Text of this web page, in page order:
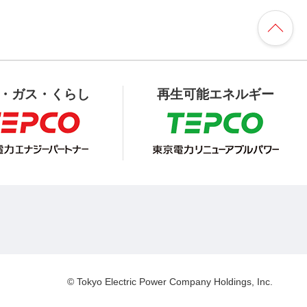
ガス・くらし 再生可能エネルギー
© Tokyo Electric Power Company Holdings, Inc.